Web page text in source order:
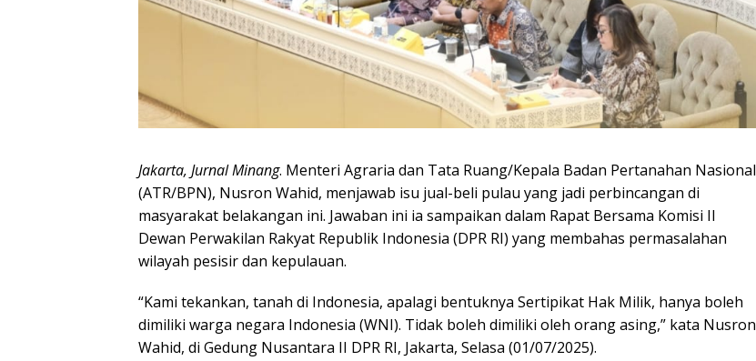
Jakarta, Jurnal Minang. Menteri Agraria dan Tata Ruang/Kepala Badan Pertanahan Nasional
(ATR/BPN), Nusron Wahid, menjawab isu jual-beli pulau yang jadi perbincangan di
masyarakat belakangan ini. Jawaban ini ia sampaikan dalam Rapat Bersama Komisi II
Dewan Perwakilan Rakyat Republik Indonesia (DPR RI) yang membahas permasalahan
wilayah pesisir dan kepulauan.
“Kami tekankan, tanah di Indonesia, apalagi bentuknya Sertipikat Hak Milik, hanya boleh
dimiliki warga negara Indonesia (WNI). Tidak boleh dimiliki oleh orang asing,” kata Nusron
Wahid, di Gedung Nusantara II DPR RI, Jakarta, Selasa (01/07/2025).